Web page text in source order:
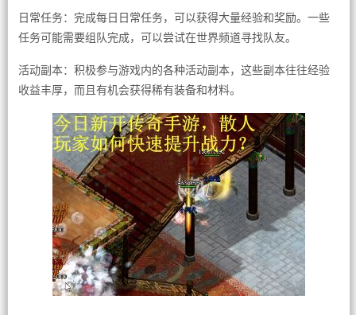
日常任务：完成每日日常任务，可以获得大量经验和奖励。一些
任务可能需要组队完成，可以尝试在世界频道寻找队友。
活动副本：积极参与游戏内的各种活动副本，这些副本往往经验
收益丰厚，而且有机会获得稀有装备和材料。